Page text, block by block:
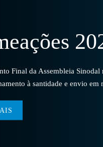
Final da Assembleia
à santidade e envio